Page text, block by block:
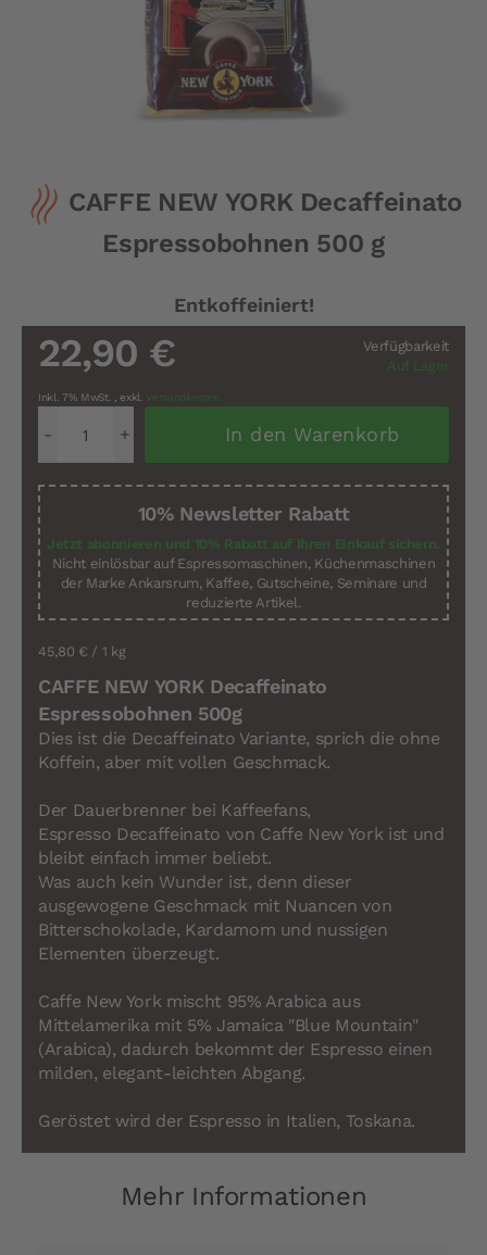
Zum
Anfang
der
CAFFE NEW YORK Decaffeinato
Espressobohnen 500 g
Entkoffeiniert!
Verfügbarkeit
Auf Lager
22,90 €
Inkl. 7% MwSt. ,exkl. Versandkosten
In den Warenkorb
10% Newsletter Rabatt
Jetzt abonnieren und 10% Rabatt auf Ihren Einkauf sichern.
Nicht einlösbar auf Espressomaschinen, Küchenmaschinen
der Marke Ankarsrum, Kaffee, Gutscheine, Seminare und
reduzierte Artikel.
45,80 € / 1 kg
CAFFE NEW YORK Decaffeinato
Espressobohnen 500g
Dies ist die Decaffeinato Variante, sprich die ohne
Koffein, aber mit vollen Geschmack.
Der Dauerbrenner bei Kaffeefans,
Espresso Decaffeinato von Caffe New York ist und
bleibt einfach immer beliebt.
Was auch kein Wunder ist, denn dieser
ausgewogene Geschmack mit Nuancen von
Bitterschokolade, Kardamom und nussigen
Elementen überzeugt.
Caffe New York mischt 95% Arabica aus
Mittelamerika mit 5% Jamaica "Blue Mountain"
(Arabica), dadurch bekommt der Espresso einen
milden, elegant-leichten Abgang.
Geröstet wird der Espresso in Italien, Toskana.
Mehr Informationen